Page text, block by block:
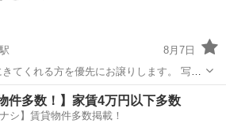
8月7日
くれる方を優先にお譲りします。 写真
けはなさそうですが、見落としがあるかも
はご遠慮ください 返品不可 よろしく
所川原駅 家庭用品
件多数！】家賃4万円以下多数
シ】賃貸物件多数掲載！